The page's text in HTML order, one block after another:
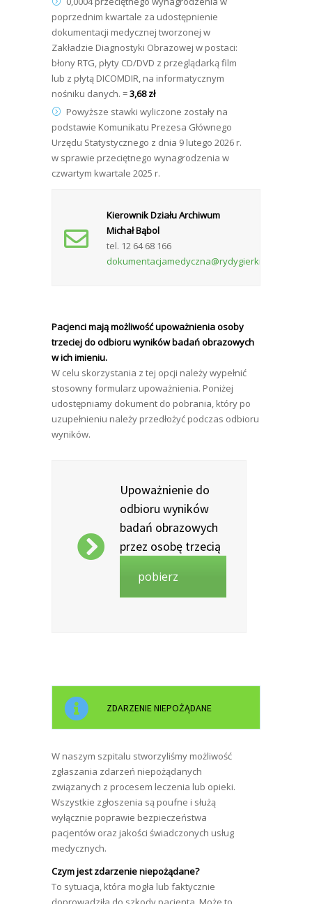
poprzednim kwartale za udostępnienie
dokumentacji medycznej tworzonej w
Zakładzie Diagnostyki Obrazowej w postaci:
błony RTG, płyty CD/DVD z przeglądarką film
lub z płytą DICOMDIR, na informatycznym
nośniku danych. =3,68 zł
Powyższe stawki wyliczone zostały na
podstawie Komunikatu Prezesa Głównego
Urzędu Statystycznego z dnia 9 lutego 2026 r.
w sprawie przeciętnego wynagrodzenia w
czwartym kwartale 2025 r.
Kierownik Działu Archiwum
Michał Bąbol
tel. 12 64 68 166
dokumentacjamedyczna@rydygierkrakow2.pl
Pacjenci mają możliwość upoważnienia osoby
trzeciej do odbioru wyników badań obrazowych
w ich imieniu.
W celu skorzystania z tej opcji należy wypełnić
stosowny formularz upoważnienia. Poniżej
udostępniamy dokument do pobrania, który po
uzupełnieniu należy przedłożyć podczas odbioru
wyników.
Upoważnienie do
odbioru wyników
badań obrazowych
przez osobę trzecią
pobierz
ZDARZENIE NIEPOŻĄDANE
W naszym szpitalu stworzyliśmy możliwość
zgłaszania zdarzeń niepożądanych
związanych z procesem leczenia lub opieki.
Wszystkie zgłoszenia są poufne i służą
wyłącznie poprawie bezpieczeństwa
pacjentów oraz jakości świadczonych usług
medycznych.
Czym jest zdarzenie niepożądane?
To sytuacja, która mogła lub faktycznie